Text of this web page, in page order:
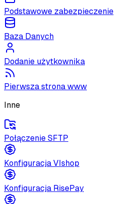
Podstawowe zabezpieczenie
Baza Danych
Dodanie użytkownika
Pierwsza strona www
Inne
Połączenie SFTP
Konfiguracja VIshop
Konfiguracja RisePay